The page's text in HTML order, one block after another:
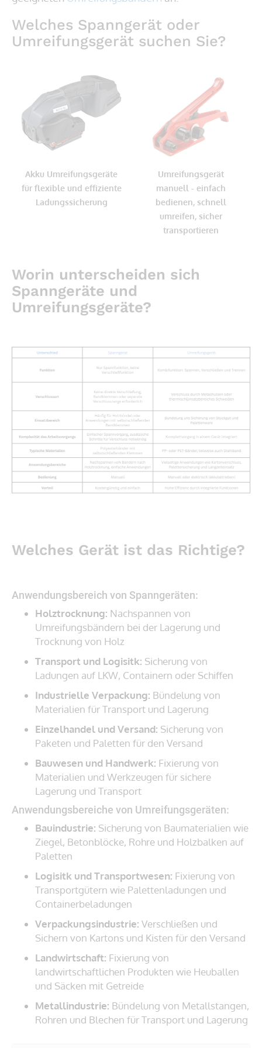
Welches Spanngerät oder
Umreifungsgerät suchen Sie?
Akku Umreifungsgeräte
für flexible und effiziente
Ladungssicherung
Umreifungsgerät
manuell - einfach
bedienen, schnell
umreifen, sicher
transportieren
Worin unterscheiden sich
Spanngeräte und
Umreifungsgeräte?
Welches Gerät ist das Richtige?
Anwendungsbereich von Spanngeräten:
Holztrocknung: Nachspannen von
Umreifungsbändern bei der Lagerung und
Trocknung von Holz
Transport und Logisitk: Sicherung von
Ladungen auf LKW, Containern oder Schiffen
Industrielle Verpackung: Bündelung von
Materialien für Transport und Lagerung
Einzelhandel und Versand: Sicherung von
Paketen und Paletten für den Versand
Bauwesen und Handwerk: Fixierung von
Materialien und Werkzeugen für sichere
Lagerung und Transport
Anwendungsbereiche von Umreifungsgeräten:
Bauindustrie: Sicherung von Baumaterialien wie
Ziegel, Betonblöcke, Rohre und Holzbalken auf
Paletten
Logisitk und Transportwesen: Fixierung von
Transportgütern wie Palettenladungen und
Containerbeladungen
Verpackungsindustrie: Verschließen und
Sichern von Kartons und Kisten für den Versand
Landwirtschaft: Fixierung von
landwirtschaftlichen Produkten wie Heuballen
und Säcken mit Getreide
Metallindustrie: Bündelung von Metallstangen,
Rohren und Blechen für Transport und Lagerung